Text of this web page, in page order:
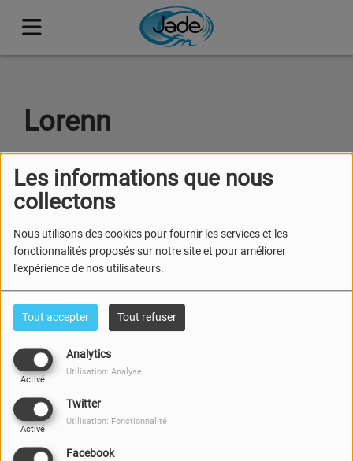
Les informations que nous
collectons
Nous utilisons des cookies pour fournir les services et les
fonctionnalités proposés sur notre site et pour améliorer
l'expérience de nos utilisateurs.
Tout accepter Tout refuser
Analytics
Activé
Utilisation: Analyse
Twitter
Activé
Utilisation: Fonctionnalité
Facebook
Lorenn
19 MAI 2021